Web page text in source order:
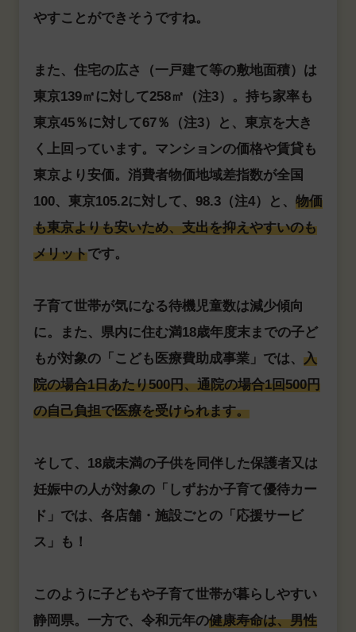
やすことができそうですね。
また、住宅の広さ（一戸建て等の敷地面積）は
東京139㎡に対して258㎡（注3）。持ち家率も
東京45％に対して67％（注3）と、東京を大き
く上回っています。マンションの価格や賃貸も
東京より安価。消費者物価地域差指数が全国
100、東京105.2に対して、98.3（注4）と、 物価
も東京よりも安いため、支出を抑えやすいのも
メリットです。
子育て世帯が気になる待機児童数は減少傾向
に。また、県内に住む満18歳年度末までの子ど
もが対象の「こども医療費助成事業」では、 入
院の場合1日あたり500円、通院の場合1回500円
の自己負担で医療を受けられます。
そして、18歳未満の子供を同伴した保護者又は
妊娠中の人が対象の「しずおか子育て優待カー
ド」では、各店舗・施設ごとの「応援サービ
ス」も！
このように子どもや子育て世帯が暮らしやすい
静岡県。一方で、令和元年の健康寿命は、男性